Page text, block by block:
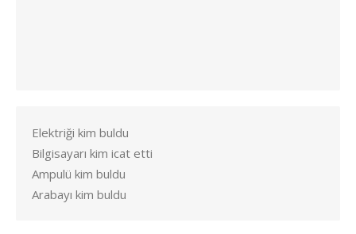
Elektriği kim buldu
Bilgisayarı kim icat etti
Ampulü kim buldu
Arabayı kim buldu